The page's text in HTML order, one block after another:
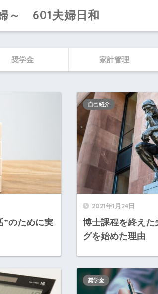
～ 601夫婦日和
奨学金 家計管理
”のために実
2021年1月24日
博士課程を終えた
グを始めた理由
自己紹介
奨学金